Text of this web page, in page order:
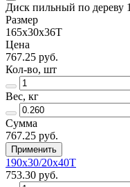
Диск пильный по
Размер
165х30х36Т
Цена
767.25 руб.
Кол-во, шт
Вес, кг
Сумма
767.25 руб.
Применить
190х30/20х40Т
753.30 руб.